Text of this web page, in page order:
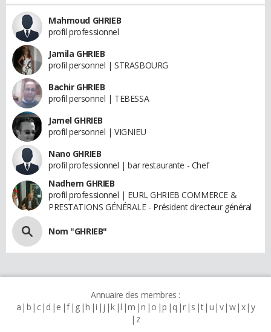
Mahmoud GHRIEB
profil professionnel
Jamila GHRIEB
profil personnel | STRASBOURG
Bachir GHRIEB
profil personnel | TEBESSA
Jamel GHRIEB
profil personnel | VIGNIEU
Nano GHRIEB
profil professionnel | bar restaurante - Chef
Nadhem GHRIEB
profil professionnel | EURL GHRIEB COMMERCE &
PRESTATIONS GÉNÉRALE - Président directeur général
Nom "GHRIEB"
Annuaire des membres :
a b c d e f g h i j k l m n o p q r s t u v w x y
z